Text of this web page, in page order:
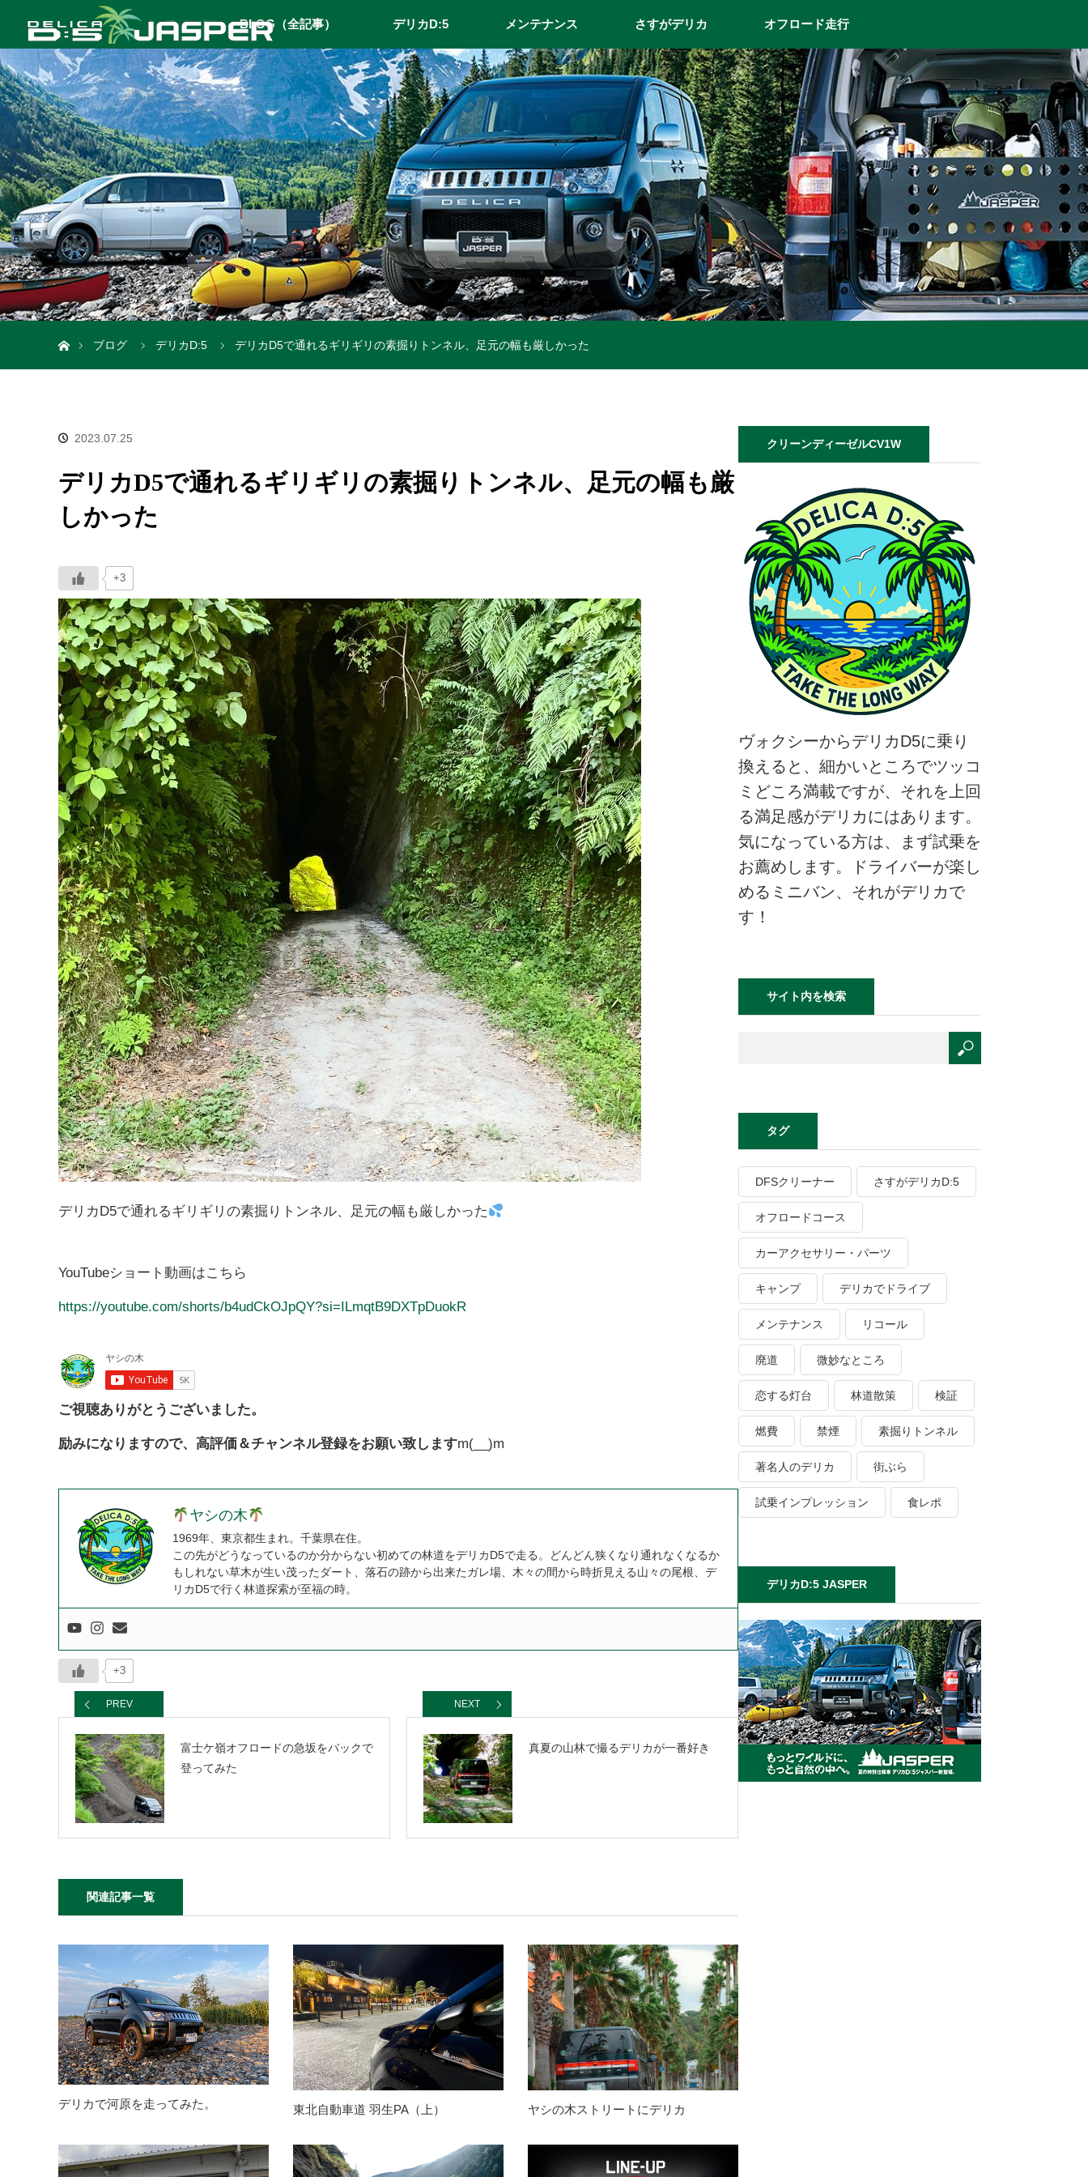
BLOG（全記事） デリカD:5 メンテナンス さすがデリカ オフロード走行
ブログ
デリカD:5 デリカD5で通れるギリギリの素掘りトンネル、足元の幅も厳しかった
2023.07.25
デリカD5で通れるギリギリの素掘りトンネル、足元の幅も厳
しかった
+3
デリカD5で通れるギリギリの素掘りトンネル、足元の幅も厳しかった
YouTubeショート動画はこちら
https://youtube.com/shorts/b4udCkOJpQY?si=ILmqtB9DXTpDuokR
ご視聴ありがとうございました。
励みになりますので、高評価＆チャンネル登録をお願い致しますm(__)m
ヤシの木
1969年、東京都生まれ。千葉県在住。
この先がどうなっているのか分からない初めての林道をデリカD5で走る。どんどん狭くなり通れなくなるか
もしれない草木が生い茂ったダート、落石の跡から出来たガレ場、木々の間から時折見える山々の尾根、デ
リカD5で行く林道探索が至福の時。
+3
PREV
富士ケ嶺オフロードの急坂をバックで
登ってみた
NEXT
真夏の山林で撮るデリカが一番好き
関連記事一覧
デリカで河原を走ってみた。 東北自動車道 羽生PA（上） ヤシの木ストリートにデリカ
クリーンディーゼルCV1W
ヴォクシーからデリカD5に乗り
換えると、細かいところでツッコ
ミどころ満載ですが、それを上回
る満足感がデリカにはあります。
気になっている方は、まず試乗を
お薦めします。ドライバーが楽し
めるミニバン、それがデリカで
す！
サイト内を検索
タグ
DFSクリーナー さすがデリカD:5
オフロードコース
カーアクセサリー・パーツ
キャンプ デリカでドライブ
メンテナンス リコール
廃道 微妙なところ
恋する灯台 林道散策 検証
燃費 禁煙 素掘りトンネル
著名人のデリカ 街ぶら
試乗インプレッション 食レポ
デリカD:5 JASPER